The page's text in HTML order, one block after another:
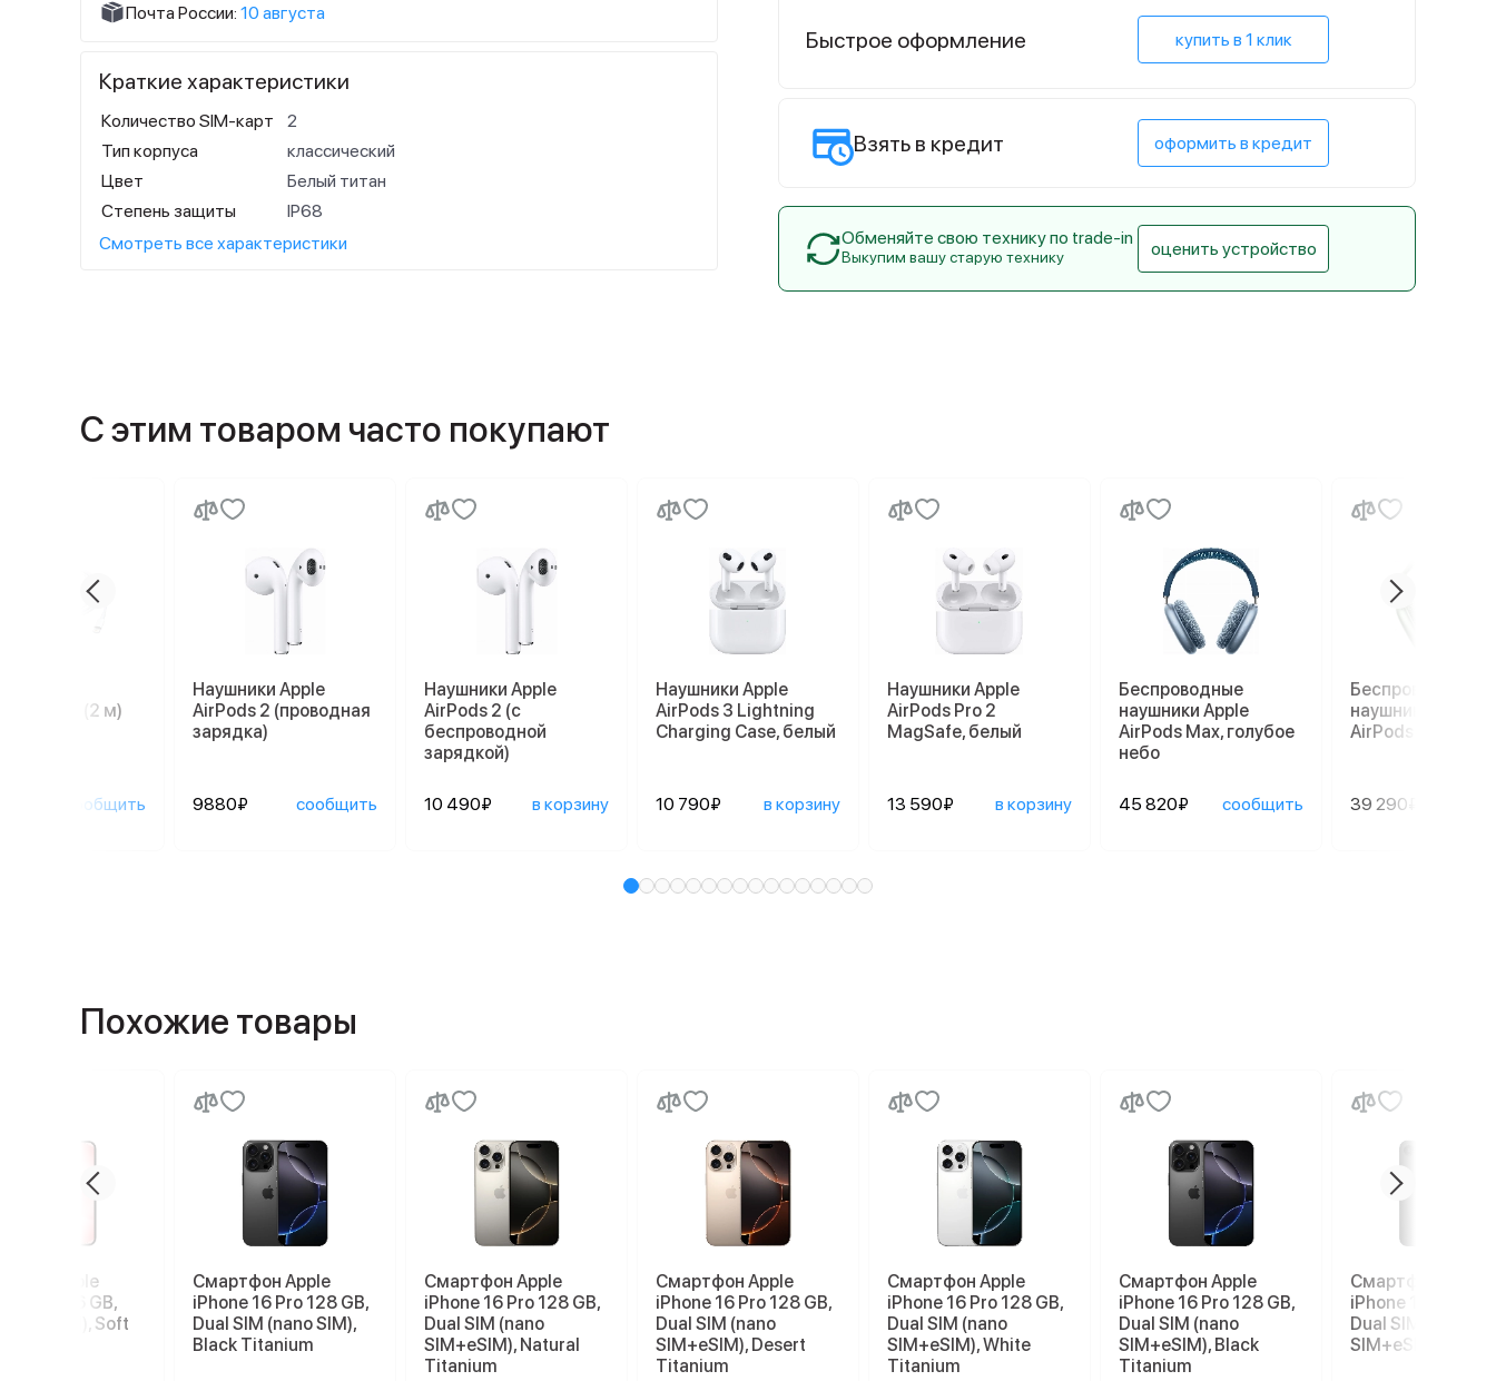
Почта России: 10 августа
Краткие характеристики
Количество SIM-карт
2
Тип корпуса
классический
Цвет
Белый титан
Степень защиты
IP68
Смотреть все характеристики
Быстрое оформление купить в 1 клик
Взять в кредит оформить в кредит
Обменяйте свою технику по trade-in
Выкупим вашу старую технику оценить устройство
С этим товаром часто покупают
USB (2 м)
сообщить
Наушники Apple
AirPods 2 (проводная
зарядка)
9880₽ сообщить
Наушники Apple
AirPods 2 (с
беспроводной
зарядкой)
10 490₽ в корзину
Наушники Apple
AirPods 3 Lightning
Charging Case, белый
10 790₽ в корзину
Наушники Apple
AirPods Pro 2
MagSafe, белый
13 590₽ в корзину
Беспроводные
наушники Apple
AirPods Max, голубое
небо
45 820₽ сообщить
Беспроводные
наушники Apple
AirPods Max,
39 290₽
Похожие товары
Apple
17e 256 GB,
(eSIM), Soft
Смартфон Apple
iPhone 16 Pro 128 GB,
Dual SIM (nano SIM),
Black Titanium
Смартфон Apple
iPhone 16 Pro 128 GB,
Dual SIM (nano
SIM+eSIM), Natural
Titanium
Смартфон Apple
iPhone 16 Pro 128 GB,
Dual SIM (nano
SIM+eSIM), Desert
Titanium
Смартфон Apple
iPhone 16 Pro 128 GB,
Dual SIM (nano
SIM+eSIM), White
Titanium
Смартфон Apple
iPhone 16 Pro 128 GB,
Dual SIM (nano
SIM+eSIM), Black
Titanium
Смартфон Apple
iPhone 17e 256
Dual SIM (nano
SIM+eSIM), Black